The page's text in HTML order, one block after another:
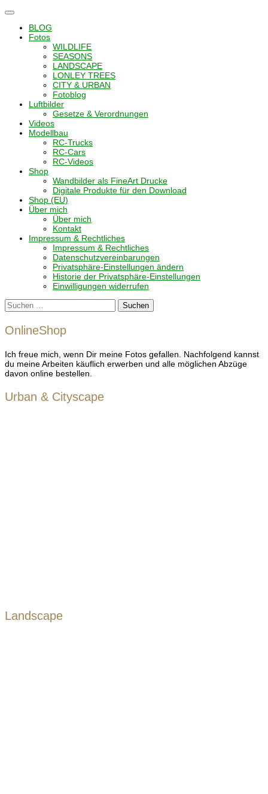
Navigation
umschalten
BLOG
Fotos
WILDLIFE
SEASONS
LANDSCAPE
LONLEY TREES
CITY & URBAN
Fotoblog
Luftbilder
Gesetze & Verordnungen
Videos
Modellbau
RC-Trucks
RC-Cars
RC-Videos
Shop
Wandbilder als FineArt Drucke
Digitale Produkte für den Download
Shop (EU)
Über mich
Über mich
Kontakt
Impressum & Rechtliches
Impressum & Rechtliches
Datenschutzvereinbarungen
Privatsphäre-Einstellungen ändern
Historie der Privatsphäre-Einstellungen
Einwilligungen widerrufen
Suchen
nach:
OnlineShop
Ich freue mich, wenn Dir meine Fotos gefallen. Nachfolgend kannst
du meine Arbeiten käuflich erwerben und alle möglichen Abzüge
davon online bestellen.
Urban & Cityscape
Landscape